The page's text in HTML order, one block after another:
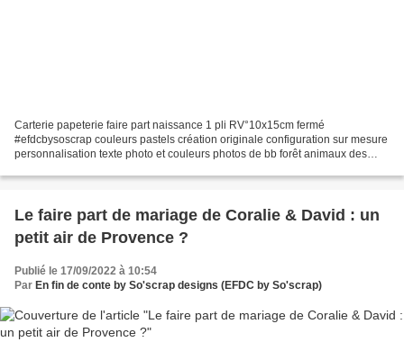
Carterie papeterie faire part naissance 1 pli RV°10x15cm fermé
#efdcbysoscrap couleurs pastels création originale configuration sur mesure
personnalisation texte photo et couleurs photos de bb forêt animaux des
Le faire part de mariage de Coralie & David : un
petit air de Provence ?
Publié le 17/09/2022 à 10:54
Par En fin de conte by So'scrap designs (EFDC by So'scrap)